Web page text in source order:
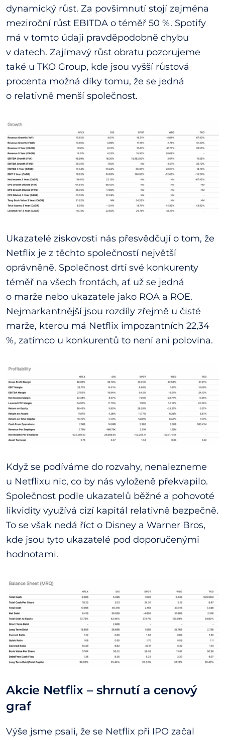
dynamický růst. Za povšimnutí stojí zejména
meziroční růst EBITDA o téměř 50 %. Spotify
má v tomto údaji pravděpodobně chybu
v datech. Zajímavý růst obratu pozorujeme
také u TKO Group, kde jsou vyšší růstová
procenta možná díky tomu, že se jedná
o relativně menší společnost.
Ukazatelé ziskovosti nás přesvědčují o tom, že
Netflix je z těchto společností největší
oprávněně. Společnost drtí své konkurenty
téměř na všech frontách, ať už se jedná
o marže nebo ukazatele jako ROA a ROE.
Nejmarkantnější jsou rozdíly zřejmě u čisté
marže, kterou má Netflix impozantních 22,34
%, zatímco u konkurentů to není ani polovina.
Když se podíváme do rozvahy, nenalezneme
u Netflixu nic, co by nás vyloženě překvapilo.
Společnost podle ukazatelů běžné a pohovoté
likvidity využívá cizí kapitál relativně bezpečně.
To se však nedá říct o Disney a Warner Bros,
kde jsou tyto ukazatelé pod doporučenými
hodnotami.
Akcie Netflix – shrnutí a cenový
graf
Výše jsme psali, že se Netflix při IPO začal